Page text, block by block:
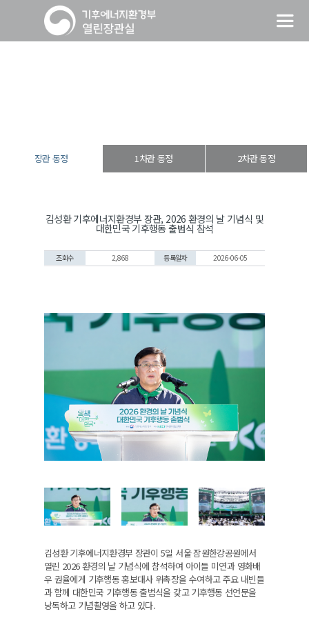
장관 동정 1차관 동정 2차관 동정
김성환 기후에너지환경부 장관, 2026 환경의 날 기념식 및
대한민국 기후행동 출범식 참석
조회수 2,868 등록일자 2026-06-05
김성환 기후에너지환경부 장관이 5일 서울 잠원한강공원에서
열린 2026 환경의 날 기념식에 참석하여 아이들 미연과 영화배
우 권율에게 기후행동 홍보대사 위촉장을 수여하고 주요 내빈들
과 함께 대한민국 기후행동 출범식을 갖고 기후행동 선언문을
낭독하고 기념촬영을 하고 있다.